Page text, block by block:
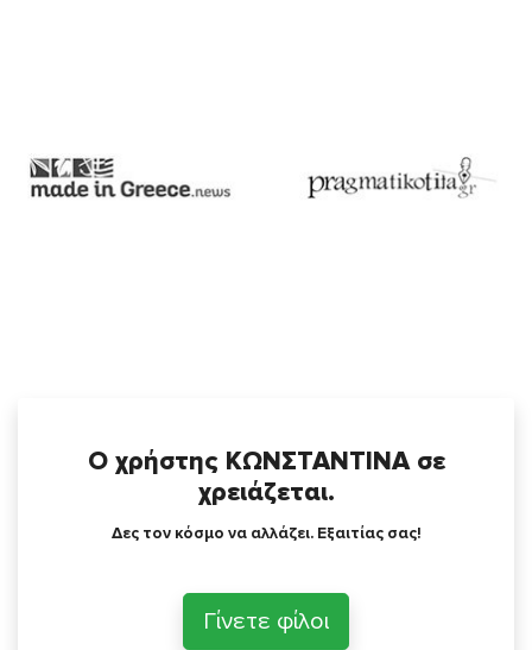
Ο χρήστης ΚΩΝΣΤΑΝΤΙΝΑ σε
χρειάζεται.
Δες τον κόσμο να αλλάζει. Εξαιτίας σας!
Γίνετε φίλοι